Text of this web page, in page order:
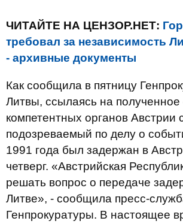
ЧИТАЙТЕ НА ЦЕНЗОР.НЕТ:
требовал за независимость
- архивные документы
Как сообщила в пятницу
Литвы, ссылаясь на полученное
компетентных органов Австрии
подозреваемый по делу о
1991 года был задержан в
четверг. «Австрийская
решать вопрос о передаче
Литве», - сообщила пресс-
Генпрокуратуры. В настоящее